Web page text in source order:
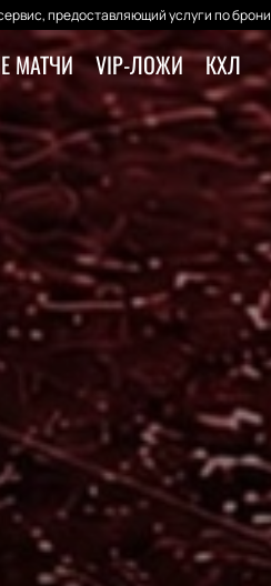
предоставляющий услуги по
МАТЧИ VIP-ЛОЖИ КХЛ